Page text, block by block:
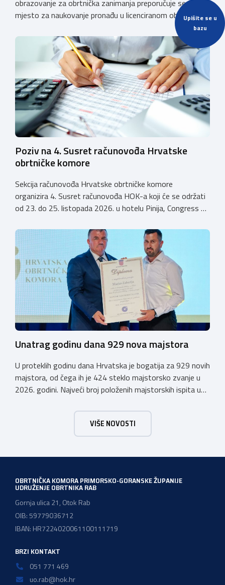
Upišite se u
bazu
obrazovanje za obrtnička zanimanja preporučuje se da
mjesto za naukovanje pronađu u licenciranom obrtu ili
pravnoj osobi. Hrvatska obrtnička komora poziva obrtnike
koji još nemaju licenciju da pokrenu postupak
licenciranja kako bi budućim učenicima omogućili
kvalitetno i sigurno stjecanje praktičnih znanja, a
istodobno ulagali u razvoj […]
Poziv na 4. Susret računovođa Hrvatske
obrtničke komore
Sekcija računovođa Hrvatske obrtničke komore
organizira 4. Susret računovođa HOK-a koji će se održati
od 23. do 25. listopada 2026. u hotelu Pinija, Congress &
otvoren u petak, 23. listopada 2026. u
poslijepodnevnim, uz uvodno predavanje i pozdrav
domaćina. Tijekom subote, 24. listopada, održavat će se
predavanja, interaktivne radionice te okrugli stolovi na
aktualne teme. […]
Unatrag godinu dana 929 nova majstora
U proteklih godinu dana Hrvatska je bogatija za 929 novih
majstora, od čega ih je 424 steklo majstorsko zvanje u
2026. godini. Najveći broj položenih majstorskih ispita u
majstor elektroinstalater, majstor frizer, majstor
vodoinstalatera, instalatera grijanja i klimatizacije te
majstora automehaničara. Najveći broj navedenih
VIŠE NOVOSTI
OBRTNIČKA KOMORA PRIMORSKO-GORANSKE ŽUPANIJE
UDRUŽENJE OBRTNIKA RAB
Gornja ulica 21, Otok Rab
OIB: 59779036712
IBAN: HR7224020061100111719
BRZI KONTAKT
051 771 469
uo.rab@hok.hr